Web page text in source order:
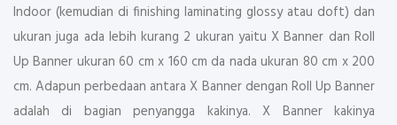
Indoor (kemudian di finishing laminating glossy atau doft) dan
ukuran juga ada lebih kurang 2 ukuran yaitu X Banner dan Roll
Up Banner ukuran 60 cm x 160 cm da nada ukuran 80 cm x 200
cm. Adapun perbedaan antara X Banner dengan Roll Up Banner
adalah di bagian penyangga kakinya. X Banner kakinya